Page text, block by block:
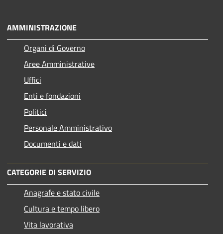
AMMINISTRAZIONE
Organi di Governo
Aree Amministrative
Uffici
Enti e fondazioni
Politici
Personale Amministrativo
Documenti e dati
CATEGORIE DI SERVIZIO
Anagrafe e stato civile
Cultura e tempo libero
Vita lavorativa